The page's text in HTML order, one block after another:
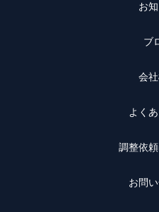
お
ブ
会
よく
調整依
お問